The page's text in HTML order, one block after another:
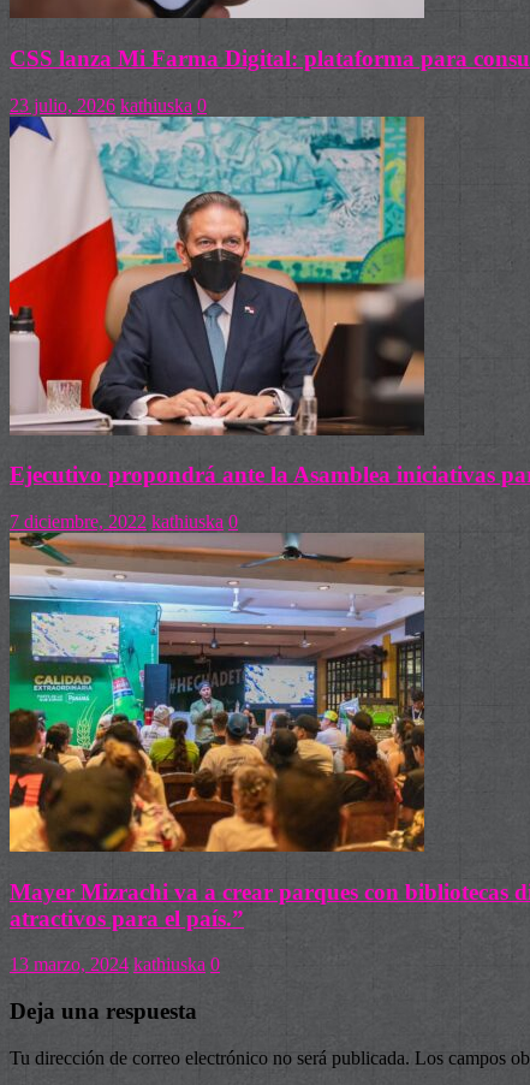
CSS lanza Mi Farma Digital: plataforma para
23 julio, 2026 kathiuska 0
Ejecutivo propondrá ante la Asamblea iniciativas
7 diciembre, 2022 kathiuska 0
Mayer Mizrachi va a crear parques con bibliotecas
atractivos para el país.”
13 marzo, 2024 kathiuska 0
Deja una respuesta
Tu dirección de correo electrónico no será publicada. Los campos